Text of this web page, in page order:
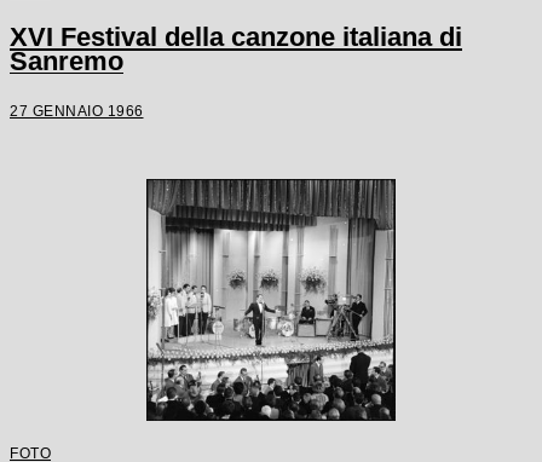
XVI Festival della canzone italiana di
Sanremo
27 GENNAIO 1966
FOTO